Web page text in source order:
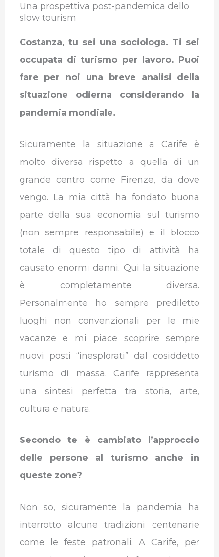
Una prospettiva post-pandemica dello
slow tourism
Costanza, tu sei una sociologa. Ti sei
occupata di turismo per lavoro. Puoi
fare per noi una breve analisi della
situazione odierna considerando la
pandemia mondiale.
Sicuramente la situazione a Carife è
molto diversa rispetto a quella di un
grande centro come Firenze, da dove
vengo. La mia città ha fondato buona
parte della sua economia sul turismo
(non sempre responsabile) e il blocco
totale di questo tipo di attività ha
causato enormi danni. Qui la situazione
è completamente diversa.
Personalmente ho sempre prediletto
luoghi non convenzionali per le mie
vacanze e mi piace scoprire sempre
nuovi posti “inesplorati” dal cosiddetto
turismo di massa. Carife rappresenta
una sintesi perfetta tra storia, arte,
cultura e natura.
Secondo te è cambiato l’approccio
delle persone al turismo anche in
queste zone?
Non so, sicuramente la pandemia ha
interrotto alcune tradizioni centenarie
come le feste patronali. A Carife, per